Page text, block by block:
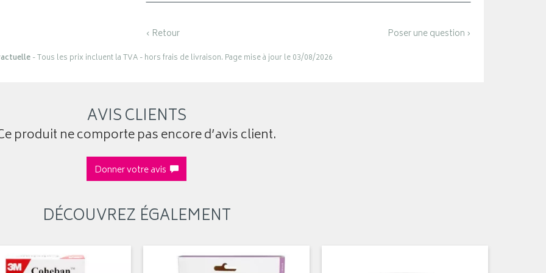
‹ Retour Poser une question ›
- Tous les prix incluent la TVA - hors frais de livraison. Page mise à jour le 03/08/2026
AVIS CLIENTS
produit ne comporte pas encore d’avis client.
Donner votre avis
DÉCOUVREZ ÉGALEMENT